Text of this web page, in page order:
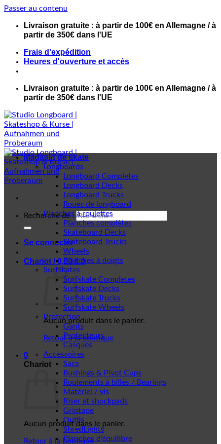
Passer au contenu
Livraison gratuite : à partir de 100€ en Allemagne / à
partir de 350€ dans l'UE
Frais d'expédition
Heures d'ouverture et accès
Livraison gratuite : à partir de 100€ en Allemagne / à
partir de 350€ dans l'UE
Recherche de :
Se connecter
Chariot /0,00€ 0
Aucun produit dans le panier.
Retour à la boutique
0
Chariot
Aucun produit dans le panier.
Retour à la boutique
Magasin de skate
Longboards
Longboard Completes
Longboard Decks
Longboard Trucks
Roues de longboard
Planches à roulettes
Planches complètes
Skateboard Decks
Skateboard Trucks
Wheels
Planches à doigts
Surfskates
Surfskate Completes
Surfskate Decks
Surfskate Trucks
Surfskate Wheels
Protection
Gants
Protecteurs
Casques
Accessoires
Sacs
Bushings & Pivot Cups
Roulements à billes / Bearings
Matériel / vis
Riser et shockpads
Griptape
Outils
ShredLights
Planches d'équilibre